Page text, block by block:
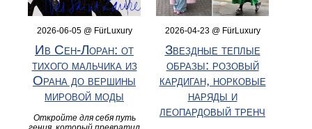
2026-06-05 @ FürLuxury
Ив Сен-Лоран: от
тихого мальчика из
Орана до вершины
мировой моды
Откройте для себя путь
2026-04-23 @ FürLuxury
Звездные теплые
образы: розовый
кардиган, норковые
наряды и
леопардовый тренч